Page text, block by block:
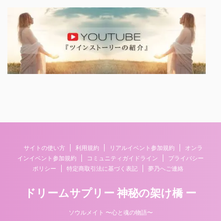
サイトの使い方 利用規約 リアルイベント参加規約
オンラ
インイベント参加規約
コミュニティガイドライン
プライバシー
ポリシー
特定商取引法に基づく表記 夢乃へご連絡
ドリームサプリー 神秘の架け橋 ー
ソウルメイト 〜心と魂の物語〜